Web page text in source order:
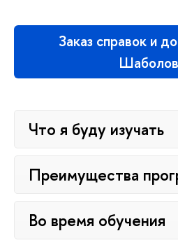
Заказ справок и
Что я буду изучать
Преимущества
Во время обучения